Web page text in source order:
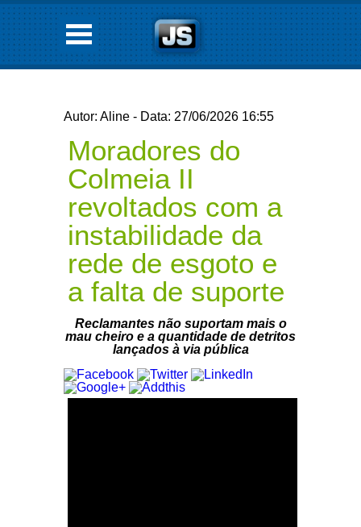
Autor: Aline - Data: 27/06/2026 16:55
Moradores do
Colmeia II
revoltados com a
instabilidade da
rede de esgoto e
a falta de suporte
Reclamantes não suportam mais o
mau cheiro e a quantidade de detritos
lançados à via pública